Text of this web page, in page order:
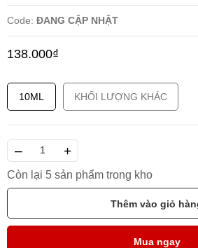
Code: ĐANG CẬP NHẬT
138.000₫
10ML KHỐI LƯỢNG KHÁC
– +
Còn lại 5 sản phẩm trong kho
Thêm vào giỏ
Mua ngay